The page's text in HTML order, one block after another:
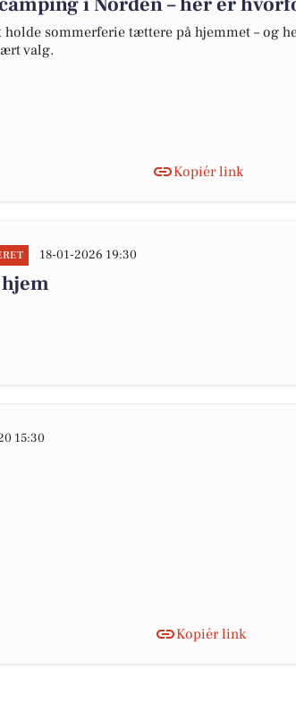
sommerferie tættere på hjemmet – og
valg.
Kopiér link
18-01-2026 19:30
15:30
Kopiér link